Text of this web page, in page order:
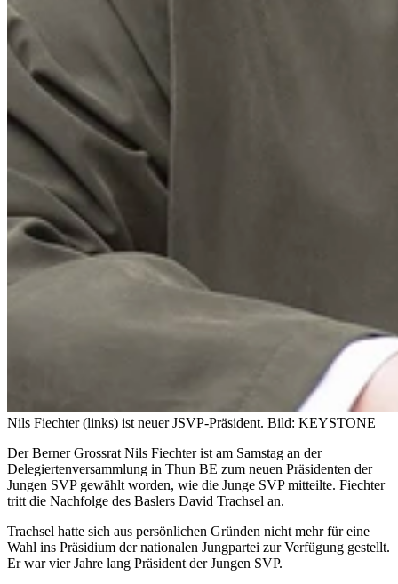
Nils Fiechter (links) ist neuer JSVP-Präsident. Bild: KEYSTONE
Der Berner Grossrat Nils Fiechter ist am Samstag an der
Delegiertenversammlung in Thun BE zum neuen Präsidenten der
Jungen SVP gewählt worden, wie die Junge SVP mitteilte. Fiechter
tritt die Nachfolge des Baslers David Trachsel an.
Trachsel hatte sich aus persönlichen Gründen nicht mehr für eine
Wahl ins Präsidium der nationalen Jungpartei zur Verfügung gestellt.
Er war vier Jahre lang Präsident der Jungen SVP.